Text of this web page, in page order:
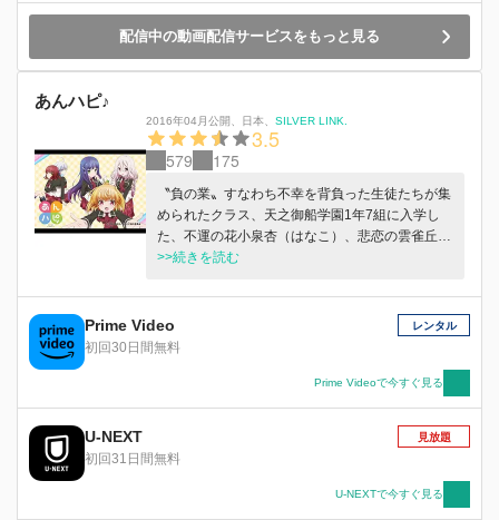
配信中の動画配信サービスをもっと見る
あんハピ♪
2016年04月公開 日本 SILVER LINK.
3.5
579 175
〝負の業〟すなわち不幸を背負った生徒たちが集
められたクラス、天之御船学園1年7組に入学し
た、不運の花小泉杏（はなこ）、悲恋の雲雀丘瑠
璃（ヒバリ）、不健康の久米川牡丹（ぼたん）、
（レン）。「しあわせ」になるべく高校生活を送
ることになる！？
>>続きを読む
Prime Video
初回30日間無料
レンタル
Prime Videoで今すぐ見る
U-NEXT
初回31日間無料
見放題
U-NEXTで今すぐ見る